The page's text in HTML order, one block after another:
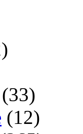
(33)
(12)